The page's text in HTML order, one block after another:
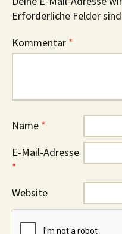
Erforderliche Felder
Kommentar *
Name *
E-Mail-Adresse
*
Website